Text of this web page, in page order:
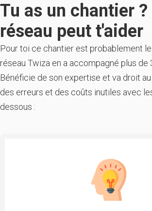
Tu as un chantier ?
réseau peut t'aider
Pour toi ce chantier est probablement
réseau Twiza en a accompagné plus de
Bénéficie de son expertise et va droit
des erreurs et des coûts inutiles avec
dessous :